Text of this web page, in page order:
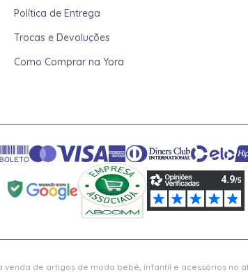
Política de Entrega
Trocas e Devoluções
Como Comprar na Yora
de artigos de moda bebê, infantil e acessórios no